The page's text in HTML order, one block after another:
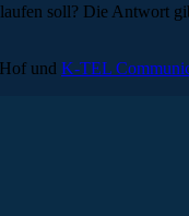
soll? Die Antwort
und K-TEL